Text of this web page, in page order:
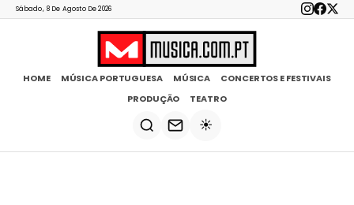
Sábado, 8 De Agosto De 2026
HOME MÚSICA PORTUGUESA MÚSICA
CONCERTOS E FESTIVAIS
PRODUÇÃO
TEATRO
☀️